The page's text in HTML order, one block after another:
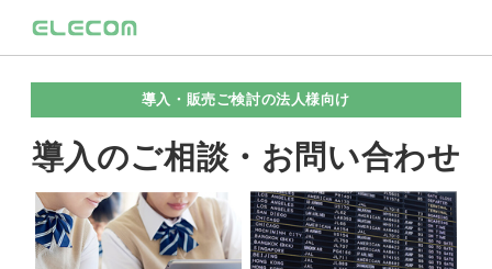
導入・販売ご検討の法人様向け
導入のご相談・お問い合わせ